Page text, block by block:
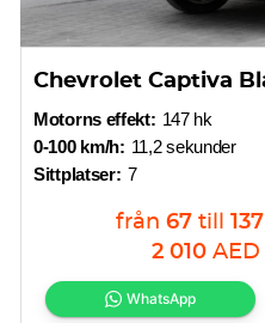
Chevrolet Captiva
Motorns effekt: 147 hk
0-100 km/h: 11,2 sekunder
Sittplatser: 7
från 67 till 137
2 010 AED
WhatsApp